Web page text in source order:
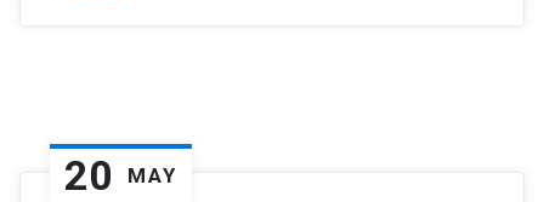
20 MAY